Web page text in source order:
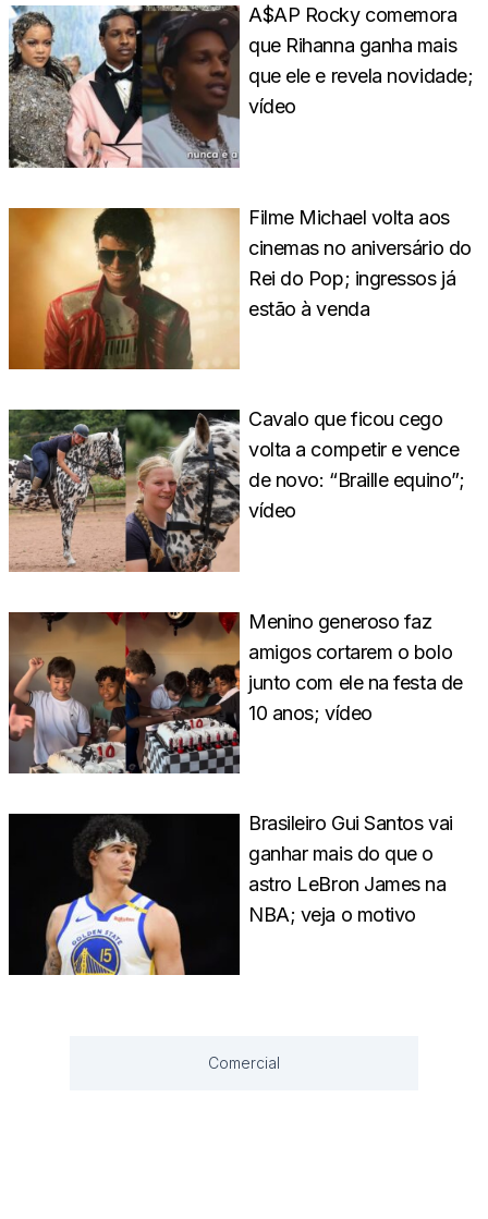
A$AP Rocky comemora
que Rihanna ganha mais
que ele e revela novidade;
vídeo
Filme Michael volta aos
cinemas no aniversário do
Rei do Pop; ingressos já
estão à venda
Cavalo que ficou cego
volta a competir e vence
de novo: “Braille equino”;
vídeo
Menino generoso faz
amigos cortarem o bolo
junto com ele na festa de
10 anos; vídeo
Brasileiro Gui Santos vai
ganhar mais do que o
astro LeBron James na
NBA; veja o motivo
Comercial